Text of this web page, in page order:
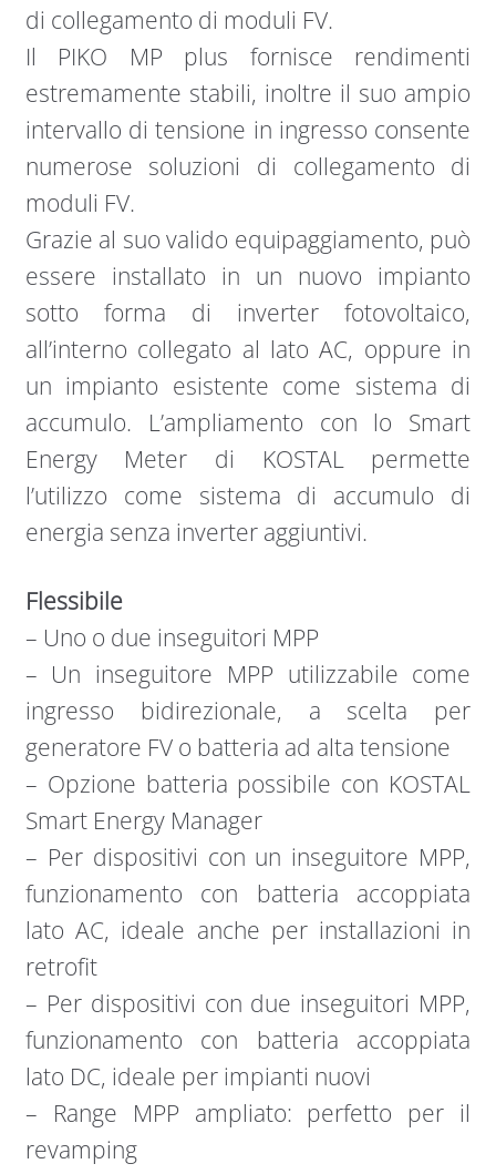
di collegamento di moduli FV.
Il PIKO MP plus fornisce rendimenti
estremamente stabili, inoltre il suo ampio
intervallo di tensione in ingresso consente
numerose soluzioni di collegamento di
moduli FV.
Grazie al suo valido equipaggiamento, può
essere installato in un nuovo impianto
sotto forma di inverter fotovoltaico,
all’interno collegato al lato AC, oppure in
un impianto esistente come sistema di
accumulo. L’ampliamento con lo Smart
Energy Meter di KOSTAL permette
l’utilizzo come sistema di accumulo di
energia senza inverter aggiuntivi.
Flessibile
– Uno o due inseguitori MPP
– Un inseguitore MPP utilizzabile come
ingresso bidirezionale, a scelta per
generatore FV o batteria ad alta tensione
– Opzione batteria possibile con KOSTAL
Smart Energy Manager
– Per dispositivi con un inseguitore MPP,
funzionamento con batteria accoppiata
lato AC, ideale anche per installazioni in
retrofit
– Per dispositivi con due inseguitori MPP,
funzionamento con batteria accoppiata
lato DC, ideale per impianti nuovi
– Range MPP ampliato: perfetto per il
revamping